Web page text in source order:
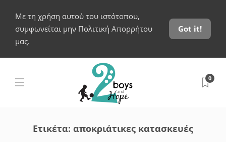
Με τη χρήση αυτού του ιστότοπου,
συμφωνείται μην Πολιτική Απορρήτου
μας.
Got it!
0
Ετικέτα: αποκριάτικες κατασκευές